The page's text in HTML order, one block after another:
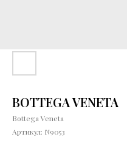
BOTTEGA VENETA
Bottega Veneta
Артикул: N9053